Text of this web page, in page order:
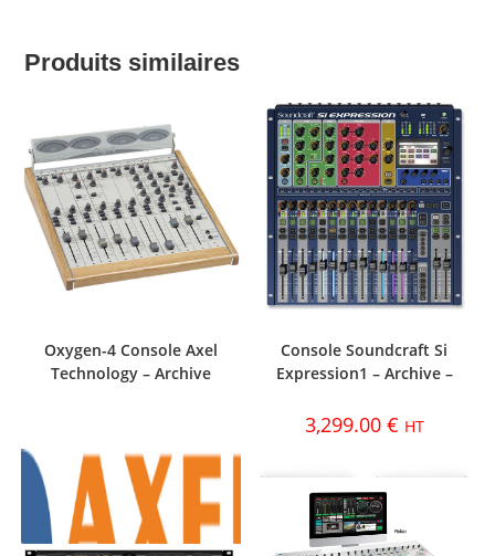
Produits similaires
Oxygen-4 Console Axel
Technology – Archive
Console Soundcraft Si
Expression1 – Archive –
3,299.00 € HT